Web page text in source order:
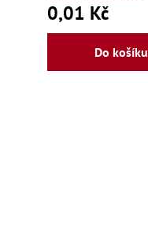
0,01 Kč
Do košíku